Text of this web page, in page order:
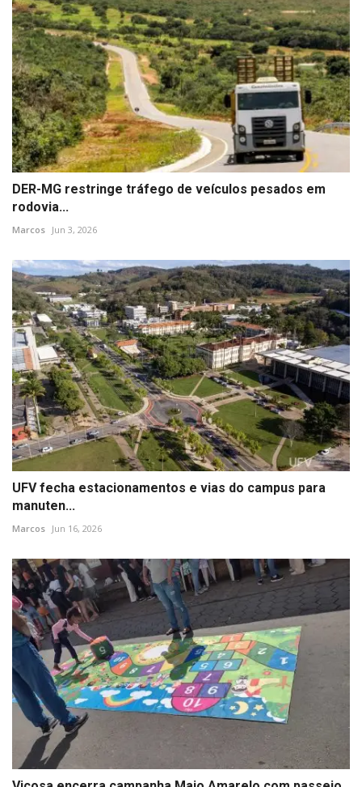
DER-MG restringe tráfego de veículos pesados em
rodovia...
Marcos Jun 3, 2026
UFV fecha estacionamentos e vias do campus para
manuten...
Marcos Jun 16, 2026